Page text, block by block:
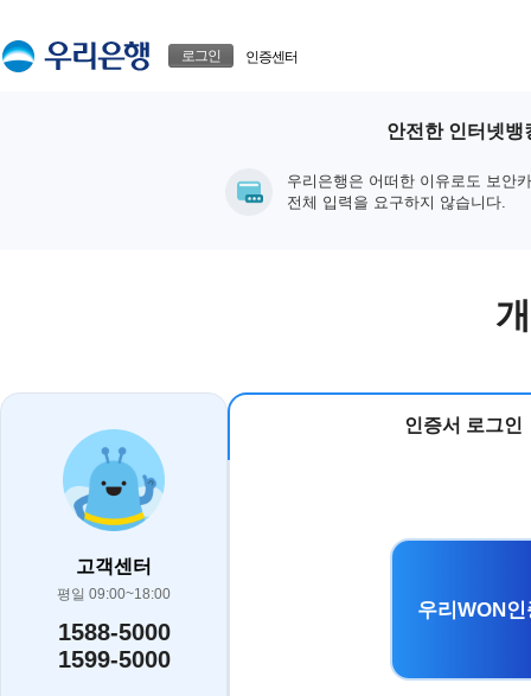
로그인 인증센터
안전한 인터넷뱅
우리은행은 어떠한 이유로도 보안
전체 입력을 요구하지 않습니다.
고객센터
평일 09:00~18:00
1588-5000
1599-5000
인증서 로그인
우리WON